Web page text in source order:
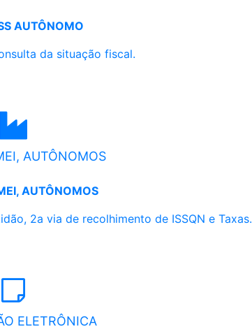
AUTÔNOMO
da situação fiscal.
AUTÔNOMOS
AUTÔNOMOS
2a via de recolhimento de ISSQN e Taxas.
ELETRÔNICA